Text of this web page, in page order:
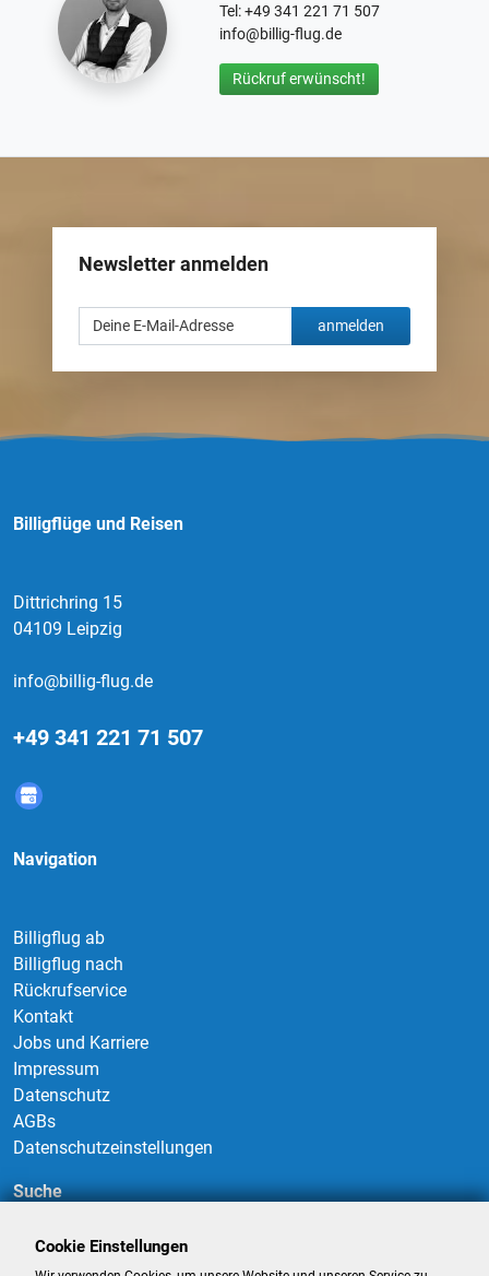
Tel: +49 341 221 71 507
info@billig-flug.de
Rückruf erwünscht!
Newsletter anmelden
anmelden
Billigflüge und Reisen
Dittrichring 15
04109 Leipzig
info@billig-flug.de
+49 341 221 71 507
Navigation
Billigflug ab
Billigflug nach
Rückrufservice
Kontakt
Jobs und Karriere
Impressum
Datenschutz
AGBs
Datenschutzeinstellungen
Suche
Cookie Einstellungen